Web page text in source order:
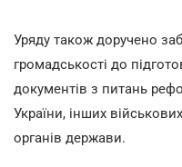
Уряду також доручено
громадськості до
документів з питань
України, інших
органів держави.